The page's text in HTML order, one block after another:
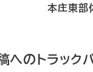
本庄東部
へのトラック